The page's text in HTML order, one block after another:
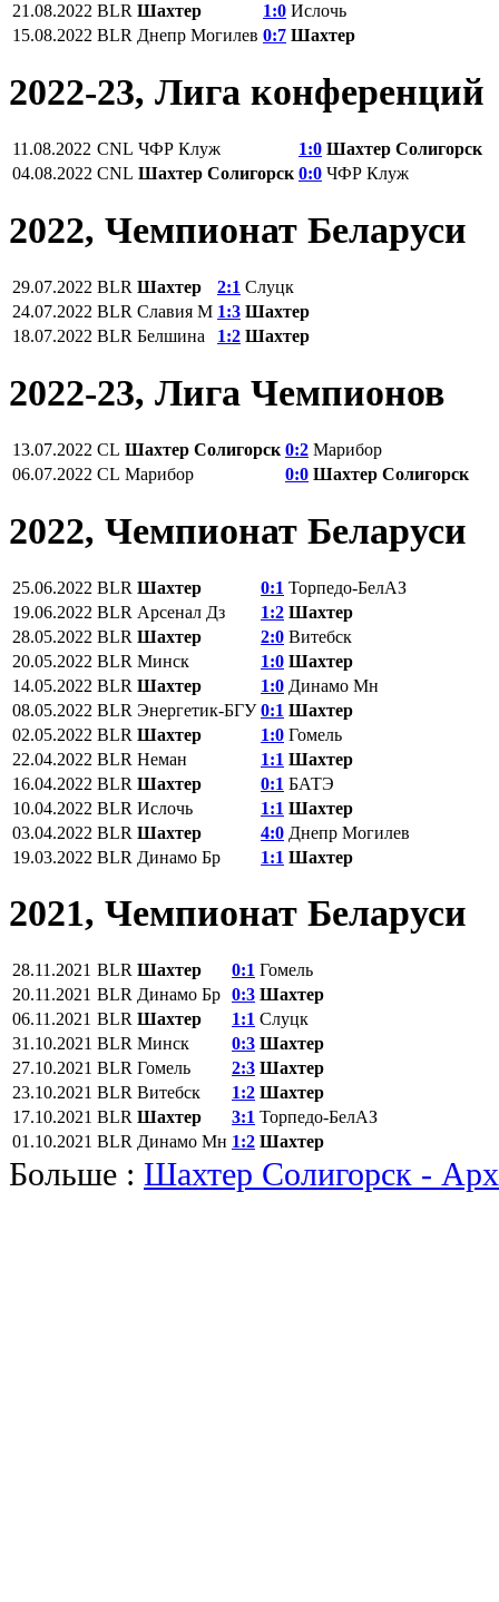
21.08.2022 BLR Шахтер 1:0 Ислочь
15.08.2022 BLR Днепр Могилев 0:7 Шахтер
2022-23, Лига конференций
11.08.2022 CNL ЧФР Клуж 1:0 Шахтер Солигорск
04.08.2022 CNL Шахтер Солигорск 0:0 ЧФР Клуж
2022, Чемпионат Беларуси
29.07.2022 BLR Шахтер 2:1 Слуцк
24.07.2022 BLR Славия М 1:3 Шахтер
18.07.2022 BLR Белшина 1:2 Шахтер
2022-23, Лига Чемпионов
13.07.2022 CL Шахтер Солигорск 0:2 Марибор
06.07.2022 CL Марибор 0:0 Шахтер Солигорск
2022, Чемпионат Беларуси
25.06.2022 BLR Шахтер 0:1 Торпедо-БелАЗ
19.06.2022 BLR Арсенал Дз 1:2 Шахтер
28.05.2022 BLR Шахтер 2:0 Витебск
20.05.2022 BLR Минск 1:0 Шахтер
14.05.2022 BLR Шахтер 1:0 Динамо Мн
08.05.2022 BLR Энергетик-БГУ 0:1 Шахтер
02.05.2022 BLR Шахтер 1:0 Гомель
22.04.2022 BLR Неман 1:1 Шахтер
16.04.2022 BLR Шахтер 0:1 БАТЭ
10.04.2022 BLR Ислочь 1:1 Шахтер
03.04.2022 BLR Шахтер 4:0 Днепр Могилев
19.03.2022 BLR Динамо Бр 1:1 Шахтер
2021, Чемпионат Беларуси
28.11.2021 BLR Шахтер 0:1 Гомель
20.11.2021 BLR Динамо Бр 0:3 Шахтер
06.11.2021 BLR Шахтер 1:1 Слуцк
31.10.2021 BLR Минск 0:3 Шахтер
27.10.2021 BLR Гомель 2:3 Шахтер
23.10.2021 BLR Витебск 1:2 Шахтер
17.10.2021 BLR Шахтер 3:1 Торпедо-БелАЗ
01.10.2021 BLR Динамо Мн 1:2 Шахтер
Больше : Шахтер Солигорск -